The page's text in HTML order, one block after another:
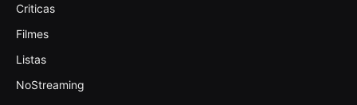
Criticas
Filmes
Listas
NoStreaming